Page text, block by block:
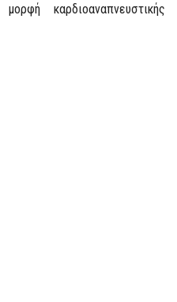
καρδιοαναπνευστικής